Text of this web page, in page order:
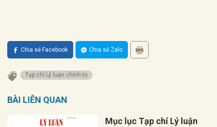
Chia sẻ Facebook Chia sẻ Zalo
Tạp chí Lý luận chính trị
BÀI LIÊN QUAN
Mục lục Tạp chí Lý luận